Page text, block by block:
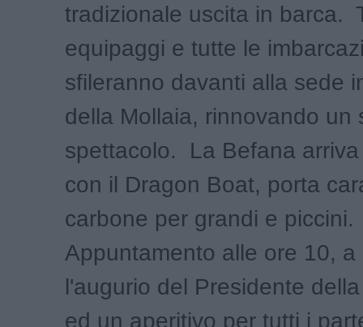
tradizionale uscita in barca.
equipaggi e tutte le
sfileranno davanti alla sede
della Mollaia, rinnovando un
spettacolo. La Befana
con il Dragon Boat, porta
carbone per grandi e piccini.
Appuntamento alle ore 10, a
l'augurio del Presidente
ed un aperitivo per tutti i